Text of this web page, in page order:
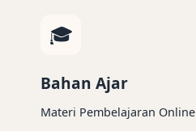
🎓
Bahan Ajar
Materi Pembelajaran Online